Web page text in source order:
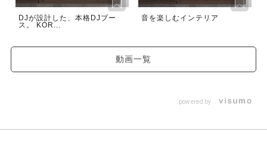
DJが設計した、本格DJブー
ス。 KOR...
音を楽しむインテリア
動画一覧
powered by